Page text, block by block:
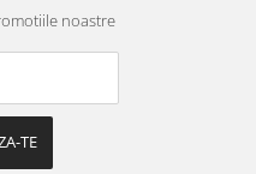
noastre